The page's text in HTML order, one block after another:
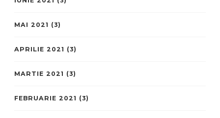
MAI 2021 (3)
APRILIE 2021 (3)
MARTIE 2021 (3)
FEBRUARIE 2021 (3)